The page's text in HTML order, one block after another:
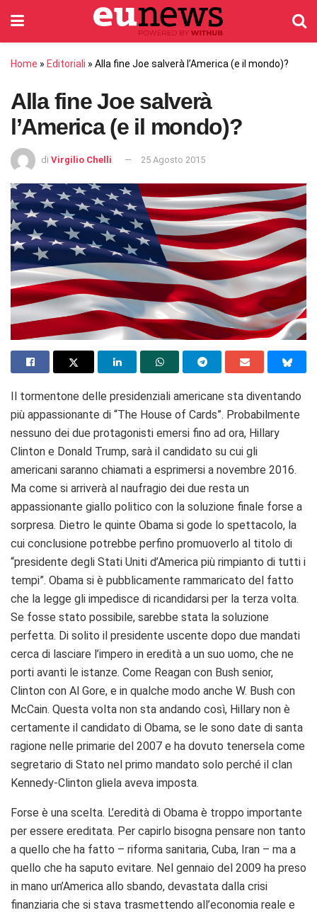
Home » Editoriali » Alla fine Joe salverà l’America (e il mondo)?
Alla fine Joe salverà
l’America (e il mondo)?
di Virgilio Chelli 25 Agosto 2015
Il tormentone delle presidenziali americane sta diventando
più appassionante di “The House of Cards”. Probabilmente
nessuno dei due protagonisti emersi fino ad ora, Hillary
Clinton e Donald Trump, sarà il candidato su cui gli
americani saranno chiamati a esprimersi a novembre 2016.
Ma come si arriverà al naufragio dei due resta un
appassionante giallo politico con la soluzione finale forse a
sorpresa. Dietro le quinte Obama si gode lo spettacolo, la
cui conclusione potrebbe perfino promuoverlo al titolo di
“presidente degli Stati Uniti d’America più rimpianto di tutti i
tempi”. Obama si è pubblicamente rammaricato del fatto
che la legge gli impedisce di ricandidarsi per la terza volta.
Se fosse stato possibile, sarebbe stata la soluzione
perfetta. Di solito il presidente uscente dopo due mandati
cerca di lasciare l’impero in eredità a un suo uomo, che ne
porti avanti le istanze. Come Reagan con Bush senior,
Clinton con Al Gore, e in qualche modo anche W. Bush con
McCain. Questa volta non sta andando così, Hillary non è
certamente il candidato di Obama, se le sono date di santa
ragione nelle primarie del 2007 e ha dovuto tenersela come
segretario di Stato nel primo mandato solo perché il clan
Kennedy-Clinton gliela aveva imposta.
Forse è una scelta. L’eredità di Obama è troppo importante
per essere ereditata. Per capirlo bisogna pensare non tanto
a quello che ha fatto – riforma sanitaria, Cuba, Iran – ma a
quello che ha saputo evitare. Nel gennaio del 2009 ha preso
in mano un’America allo sbando, devastata dalla crisi
finanziaria che si stava trasmettendo all’economia reale e